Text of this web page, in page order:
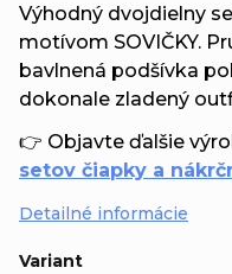
Variant
Výhodný dvojdielny
motívom SOVIČKY.
bavlnená podšívka
dokonale zladený
👉 Objavte ďalšie
setov čiapky a
Detailné informácie